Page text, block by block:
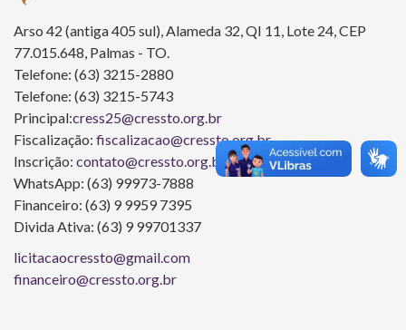
Arso 42 (antiga 405 sul), Alameda 32, QI 11, Lote 24, CEP
77.015.648, Palmas - TO.
Telefone: (63) 3215-2880
Telefone: (63) 3215-5743
Principal:cress25@cressto.org.br
Fiscalização: fiscalizacao@cressto.org.br
Inscrição: contato@cressto.org.br
WhatsApp: (63) 99973-7888
Financeiro: (63) 9 9959 7395
Divida Ativa: (63) 9 99701337
licitacaocressto@gmail.com
financeiro@cressto.org.br